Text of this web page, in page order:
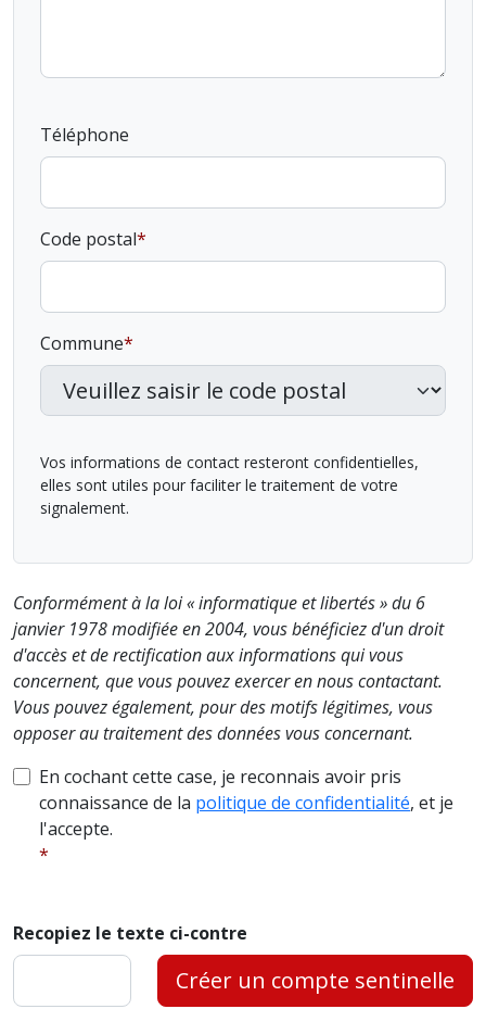
Téléphone
Code postal
Commune
Vos informations de contact resteront confidentielles,
elles sont utiles pour faciliter le traitement de votre
signalement.
Conformément à la loi « informatique et libertés » du 6
janvier 1978 modifiée en 2004, vous bénéficiez d'un droit
d'accès et de rectification aux informations qui vous
concernent, que vous pouvez exercer en nous contactant.
Vous pouvez également, pour des motifs légitimes, vous
opposer au traitement des données vous concernant.
En cochant cette case, je reconnais avoir pris
connaissance de la politique de confidentialité, et je
l'accepte.
Recopiez le texte ci-contre
Créer un compte sentinelle